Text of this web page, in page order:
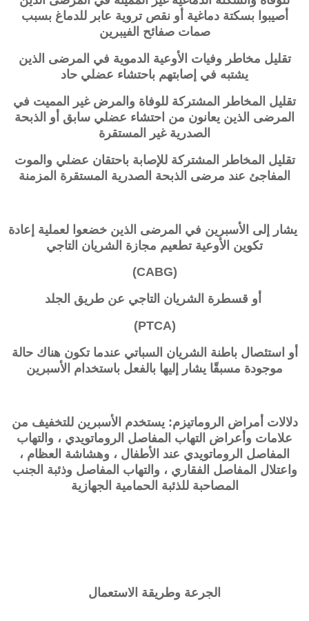
أصيبوا بسكتة دماغية أو نقص تروية عابر للدماغ بسبب
صمات صفائح الفيبرين
تقليل مخاطر وفيات الأوعية الدموية في المرضى الذين
يشتبه في إصابتهم باحتشاء عضلي حاد
تقليل المخاطر المشتركة للوفاة والمرض غير المميت في
المرضى الذين يعانون من احتشاء عضلي سابق أو الذبحة
الصدرية غير المستقرة
تقليل المخاطر المشتركة للإصابة باحتقان عضلي والموت
المفاجئ عند مرضى الذبحة الصدرية المستقرة المزمنة
يشار إلى الأسبرين في المرضى الذين خضعوا لعملية إعادة
تكوين الأوعية تطعيم مجازة الشريان التاجي
(CABG)
أو قسطرة الشريان التاجي عن طريق الجلد
(PTCA)
أو استئصال باطنة الشريان السباتي عندما تكون هناك حالة
موجودة مسبقًا يشار إليها بالفعل باستخدام الأسبرين
دلالات أمراض الروماتيزم: يستخدم الأسبرين للتخفيف من
علامات وأعراض التهاب المفاصل الروماتويدي ، والتهاب
المفاصل الروماتويدي عند الأطفال ، وهشاشة العظام ،
واعتلال المفاصل الفقاري ، والتهاب المفاصل وذئبة الجنب
المصاحبة للذئبة الحمامية الجهازية
الجرعة وطريقة الاستعمال